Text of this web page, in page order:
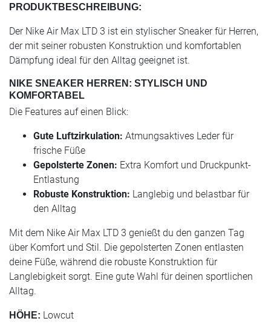
PRODUKTBESCHREIBUNG:
Der Nike Air Max LTD 3 ist ein stylischer Sneaker für Herren,
der mit seiner robusten Konstruktion und komfortablen
Dämpfung ideal für den Alltag geeignet ist.
NIKE SNEAKER HERREN: STYLISCH UND
KOMFORTABEL
Die Features auf einen Blick:
Gute Luftzirkulation: Atmungsaktives Leder für
frische Füße
Gepolsterte Zonen: Extra Komfort und Druckpunkt-
Entlastung
Robuste Konstruktion: Langlebig und belastbar für
den Alltag
Mit dem Nike Air Max LTD 3 genießt du den ganzen Tag
über Komfort und Stil. Die gepolsterten Zonen entlasten
deine Füße, während die robuste Konstruktion für
Langlebigkeit sorgt. Eine gute Wahl für deinen sportlichen
Alltag.
HÖHE: Lowcut